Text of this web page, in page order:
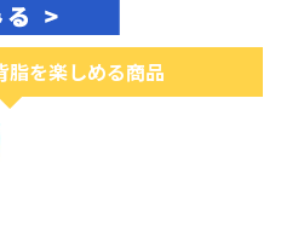
脂を楽しめる商品